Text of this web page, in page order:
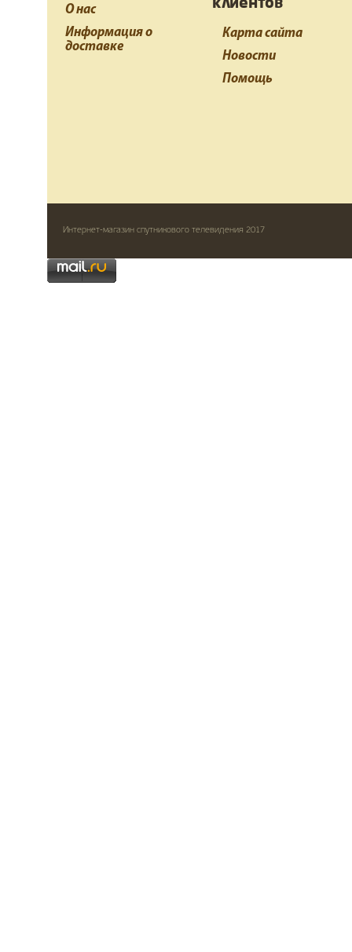
О нас
Информация о
доставке
Карта сайта
Новости
Помощь
Интернет-магазин спутникового телевидения 2017